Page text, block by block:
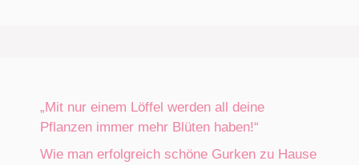
„Mit nur einem Löffel werden all deine
Pflanzen immer mehr Blüten haben!“
Wie man erfolgreich schöne Gurken zu Hause